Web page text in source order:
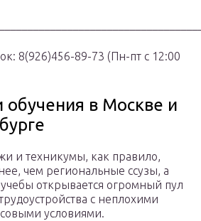
8(926)456-89-73 (Пн-пт с 12:00
обучения в Москве и
и техникумы, как правило,
чем региональные ссузы, а
открывается огромный пул
с неплохими
условиями.